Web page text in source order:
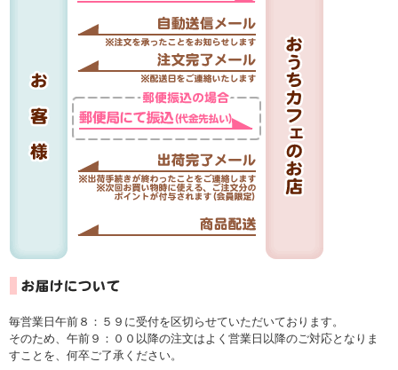
毎営業日午前８：５９に受付を区切らせていただいております。
そのため、午前９：００以降の注文はよく営業日以降のご対応となりま
すことを、何卒ご了承ください。